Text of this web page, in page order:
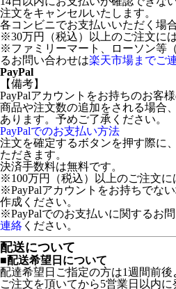
注文をキャンセルいたします。
各コンビニでお支払いいただく場
※30万円（税込）以上のご注文に
※ファミリーマート、ローソン等
るお問い合わせは楽天市場までご
PayPal
【備考】
PayPalアカウントをお持ちのお客
商品や注文数の追加をされる場合
あります。予めご了承ください。
PayPalでのお支払い方法
注文を確定するボタンを押す際に
ただきます。
決済手数料は無料です。
※100万円（税込）以上のご注文に
※PayPalアカウントをお持ちでな
作成ください。
※PayPalでのお支払いに関するお
連絡 ください。
配送について
■配送希望日について
配達希望日ご指定の方は1週間前後
ご注文を頂いてから5営業日以内